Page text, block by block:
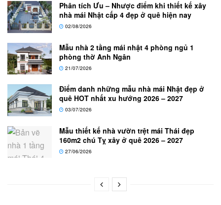
Phân tích Ưu – Nhược điểm khi thiết kế xây
nhà mái Nhật cấp 4 đẹp ở quê hiện nay
02/08/2026
Mẫu nhà 2 tầng mái nhật 4 phòng ngủ 1
phòng thờ Anh Ngân
21/07/2026
Điểm danh những mẫu nhà mái Nhật đẹp ở
quê HOT nhất xu hướng 2026 – 2027
03/07/2026
Mẫu thiết kế nhà vườn trệt mái Thái đẹp
160m2 chú Tỵ xây ở quê 2026 – 2027
27/06/2026